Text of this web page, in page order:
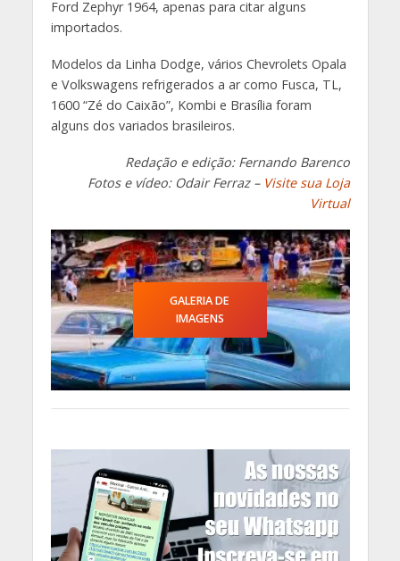
Ford Zephyr 1964, apenas para citar alguns
importados.
Modelos da Linha Dodge, vários Chevrolets Opala
e Volkswagens refrigerados a ar como Fusca, TL,
1600 “Zé do Caixão”, Kombi e Brasília foram
alguns dos variados brasileiros.
Redação e edição: Fernando Barenco
Fotos e vídeo: Odair Ferraz – Visite sua Loja
Virtual
GALERIA DE
IMAGENS